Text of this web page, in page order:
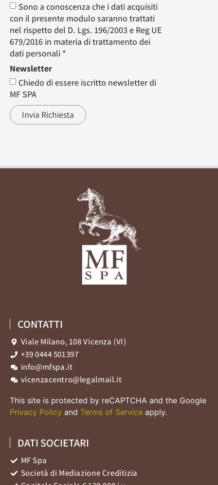
Sono a conoscenza che i dati acquisiti
con il presente modulo saranno trattati
nel rispetto del D. Lgs. 196/2003 e Reg UE
679/2016 in materia di trattamento dei
dati personali *
Newsletter
Chiedo di essere iscritto newsletter di
MF SPA
Invia Richiesta
CONTATTI
Viale Milano, 108 Vicenza (VI)
+39 0444 501397
info@mfspa.it
vicenzacentro@legalmail.it
This site is protected by reCAPTCHA and the Google
Privacy Policy and Terms of Service apply.
DATI SOCIETARI
MF Spa
Società di Mediazione Creditizia